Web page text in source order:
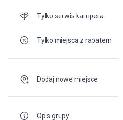
Tylko serwis kampera
Tylko miejsca z rabatem
Dodaj nowe miejsce
Opis grupy